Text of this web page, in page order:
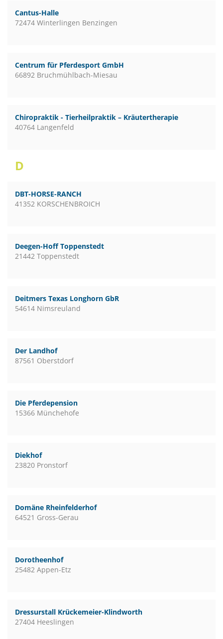
Cantus-Halle
72474 Winterlingen Benzingen
Centrum für Pferdesport GmbH
66892 Bruchmühlbach-Miesau
Chiropraktik - Tierheilpraktik – Kräutertherapie
40764 Langenfeld
D
DBT-HORSE-RANCH
41352 KORSCHENBROICH
Deegen-Hoff Toppenstedt
21442 Toppenstedt
Deitmers Texas Longhorn GbR
54614 Nimsreuland
Der Landhof
87561 Oberstdorf
Die Pferdepension
15366 Münchehofe
Diekhof
23820 Pronstorf
Domäne Rheinfelderhof
64521 Gross-Gerau
Dorotheenhof
25482 Appen-Etz
Dressurstall Krückemeier-Klindworth
27404 Heeslingen